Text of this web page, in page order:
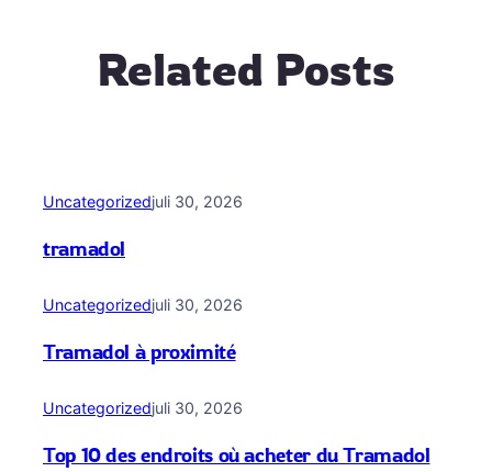
Related Posts
Uncategorizedjuli 30, 2026
tramadol
Uncategorizedjuli 30, 2026
Tramadol à proximité
Uncategorizedjuli 30, 2026
Top 10 des endroits où acheter du Tramadol